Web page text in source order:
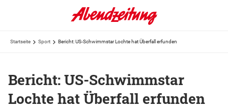
Startseite Sport Bericht: US-Schwimmstar Lochte hat Überfall erfunden
Bericht: US-Schwimmstar
Lochte hat Überfall erfunden